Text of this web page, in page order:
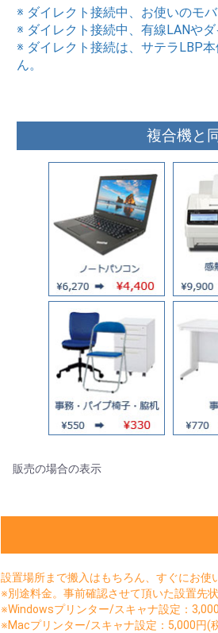
※ ダイレクト接続中、お使いのモ
※ ダイレクト接続中、有線LANや
※ ダイレクト接続は、サテラLBP
ん。
複合機と
販売の場合の表示
設置場所まで搬入はもちろん、すぐにお使
※別途料金。事前確認させて頂いた設置先
※Windowsプリンター/スキャナ設定：
※Macプリンター/スキャナ設定：5,000円(